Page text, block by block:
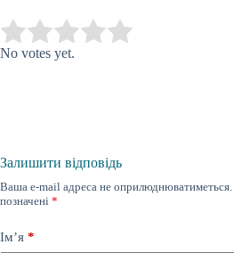
Rate this item:
No votes yet.
Залишити відповідь
Ваша e-mail адреса не оприлюднюватиметься.
позначені *
Ім’я *